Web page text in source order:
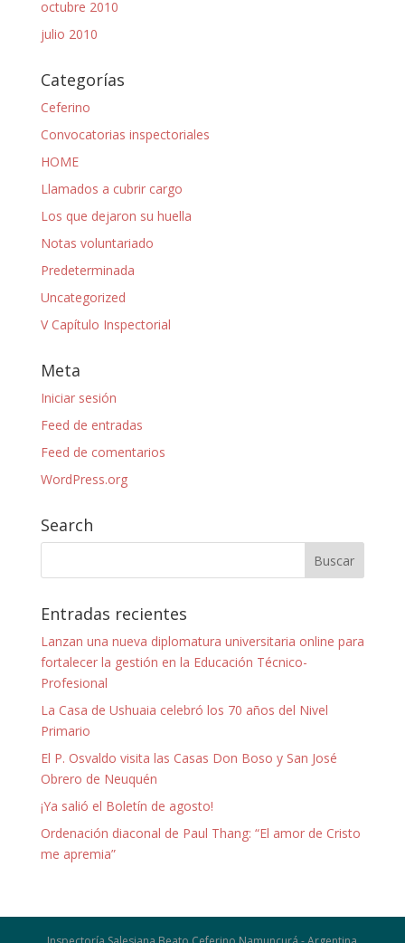
octubre 2010
julio 2010
Categorías
Ceferino
Convocatorias inspectoriales
HOME
Llamados a cubrir cargo
Los que dejaron su huella
Notas voluntariado
Predeterminada
Uncategorized
V Capítulo Inspectorial
Meta
Iniciar sesión
Feed de entradas
Feed de comentarios
WordPress.org
Search
Entradas recientes
Lanzan una nueva diplomatura universitaria online para
fortalecer la gestión en la Educación Técnico-
Profesional
La Casa de Ushuaia celebró los 70 años del Nivel
Primario
El P. Osvaldo visita las Casas Don Boso y San José
Obrero de Neuquén
¡Ya salió el Boletín de agosto!
Ordenación diaconal de Paul Thang: “El amor de Cristo
me apremia”